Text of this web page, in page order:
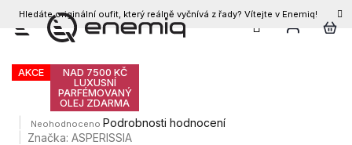
Přejít
Hledáte originální oufit, který reálně vyčnívá z řady? Vítejte v Enemiq!
CZK
Dámské šaty TESSIAN
AKCE
NAD 7500 KČ
LUXUSNÍ
PARFÉMOVANÝ
OLEJ ZDARMA
Průměrné
hodnocení
Neohodnoceno Podrobnosti hodnocení
Značka:ASPERISSIA